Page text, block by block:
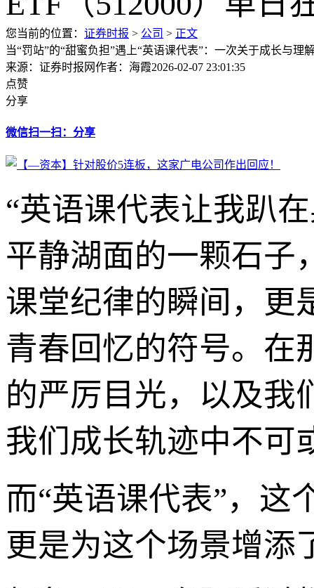
您当前的位置： 证券时报 > 公司 > 正文
当“罚站”的“甜蜜负担”遇上“英语课代表”：一次关于成长与理
来源：证券时报网作者：海霞2026-02-07 23:01:35
点赞
分享
微信扫一扫：分享
“英语课代表让我趴
平静湖面的一颗石子
课堂纪律的瞬间，更
青春回忆的符号。在
的严厉目光，以及我
我们成长轨迹中不可
而“英语课代表”，这
更是为这个场景增添